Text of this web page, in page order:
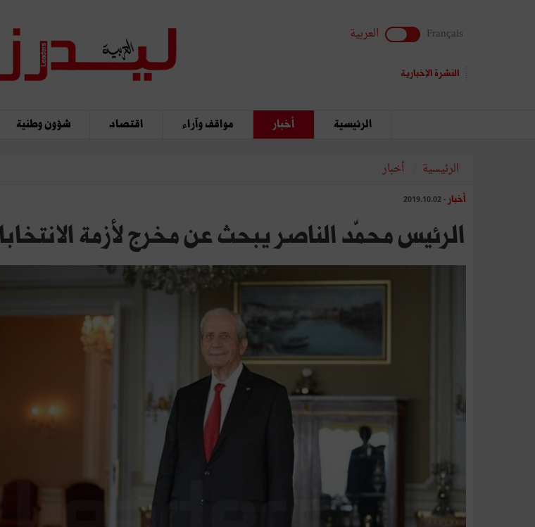
Français العربية
النشرة الإخبارية
الرئيسية أخبار مواقف وآراء اقتصاد شؤون وطنية
الرئيسية أخبار
أخبار - 2019.10.02
الرئيس محمّد الناصر يبحث عن مخرج لأزمة